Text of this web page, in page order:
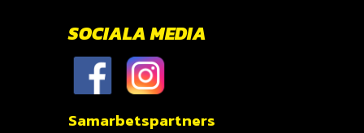
SOCIALA MEDIA
Samarbetspartners